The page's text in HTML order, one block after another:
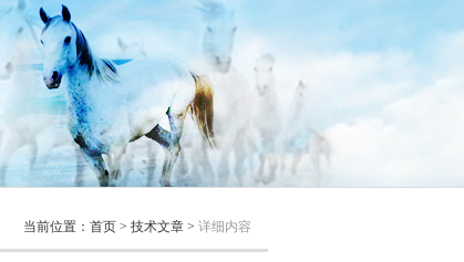
当前位置： 首页 > 技术文章 > 详细内容